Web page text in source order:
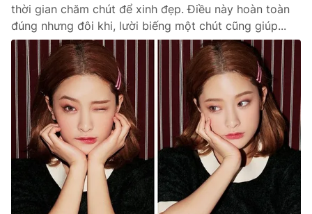
thời gian chăm chút để xinh đẹp. Điều này hoàn toàn
đúng nhưng đôi khi, lười biếng một chút cũng giúp...